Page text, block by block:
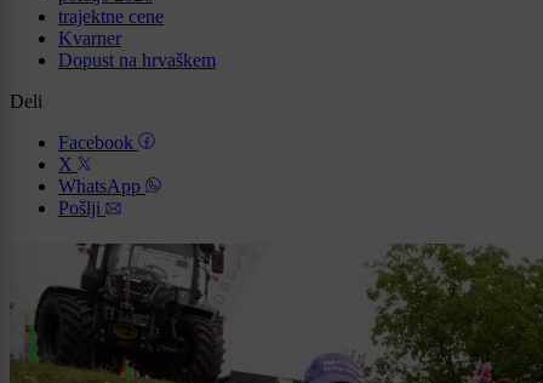
trajektne cene
Kvarner
Dopust na hrvaškem
Deli
Facebook
X
WhatsApp
Pošlji